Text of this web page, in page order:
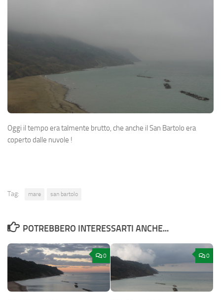
Oggi il tempo era talmente brutto, che anche il San Bartolo era
coperto dalle nuvole !
Tag: mare san bartolo
POTREBBERO INTERESSARTI ANCHE...
0 0